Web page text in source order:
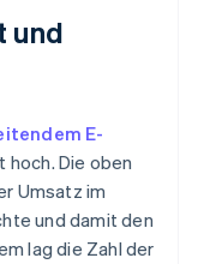
und
E-
hoch. Die oben
Umsatz im
und damit den
lag die Zahl der